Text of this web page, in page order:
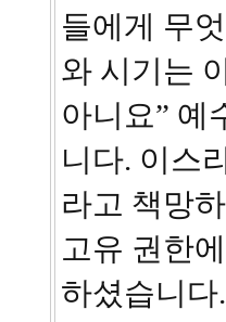
들에게 무
와 시기는
아니요” 예
니다. 이스
라고 책망
고유 권한
하셨습니